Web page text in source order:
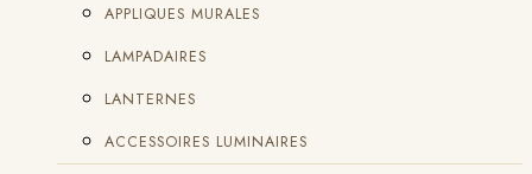
APPLIQUES MURALES
LAMPADAIRES
LANTERNES
ACCESSOIRES LUMINAIRES